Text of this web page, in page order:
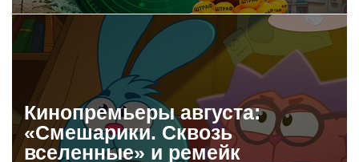
Кинопремьеры августа:
«Смешарики. Сквозь
вселенные» и ремейк